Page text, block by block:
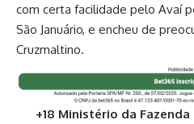
com certa facilidade pelo Avaí
São Januário, e encheu de
Cruzmaltino.
+18 Ministério da